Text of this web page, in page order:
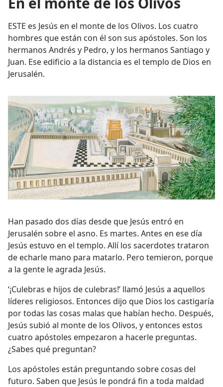
ESTE es Jesús en el monte de los Olivos. Los cuatro
hombres que están con él son sus apóstoles. Son los
hermanos Andrés y Pedro, y los hermanos Santiago y
Juan. Ese edificio a la distancia es el templo de Dios en
Jerusalén.
Han pasado dos días desde que Jesús entró en
Jerusalén sobre el asno. Es martes. Antes en ese día
Jesús estuvo en el templo. Allí los sacerdotes trataron
de echarle mano para matarlo. Pero temieron, porque
a la gente le agrada Jesús.
‘¡Culebras e hijos de culebras!’ llamó Jesús a aquellos
líderes religiosos. Entonces dijo que Dios los castigaría
por todas las cosas malas que habían hecho. Después,
Jesús subió al monte de los Olivos, y entonces estos
cuatro apóstoles empezaron a hacerle preguntas.
¿Sabes qué preguntan?
Los apóstoles están preguntando sobre cosas del
futuro. Saben que Jesús le pondrá fin a toda maldad